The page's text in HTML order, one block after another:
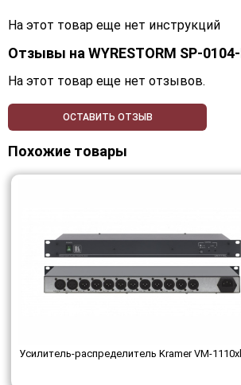
На этот товар еще нет инструкций
Отзывы на WYRESTORM SP-
На этот товар еще нет отзывов.
ОСТАВИТЬ ОТЗЫВ
Похожие товары
Усилитель-распределитель Kramer VM-1110xl